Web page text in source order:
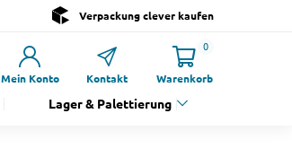
Verpackung clever kaufen
Mein Konto Kontakt
0
Warenkorb
Lager & Palettierung